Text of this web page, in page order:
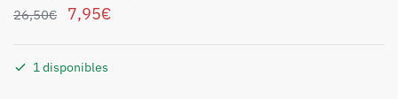
26,50€ 7,95€
1 disponibles